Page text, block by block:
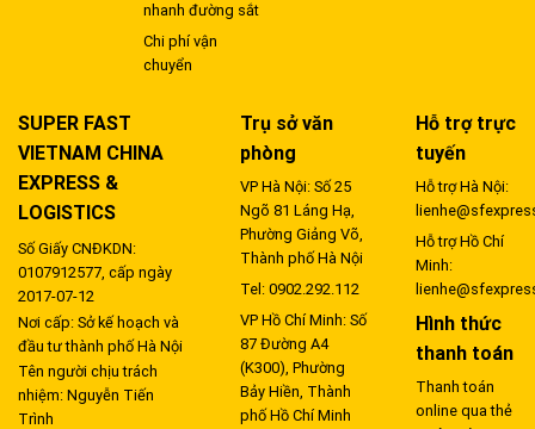
nhanh đường sắt
Chi phí vận
chuyển
SUPER FAST
VIETNAM CHINA
EXPRESS &
LOGISTICS
Số Giấy CNĐKDN:
0107912577, cấp ngày
2017-07-12
Nơi cấp: Sở kế hoạch và
đầu tư thành phố Hà Nội
Tên người chịu trách
nhiệm: Nguyễn Tiến
Trình
Trụ sở văn
phòng
VP Hà Nội: Số 25
Ngõ 81 Láng Hạ,
Phường Giảng Võ,
Thành phố Hà Nội
Tel: 0902.292.112
VP Hồ Chí Minh: Số
87 Đường A4
(K300), Phường
Bảy Hiền, Thành
phố Hồ Chí Minh
Hỗ trợ trực
tuyến
Hỗ trợ Hà Nội:
Hỗ trợ Hồ Chí
Minh:
Hình thức
thanh toán
Thanh toán
online qua thẻ